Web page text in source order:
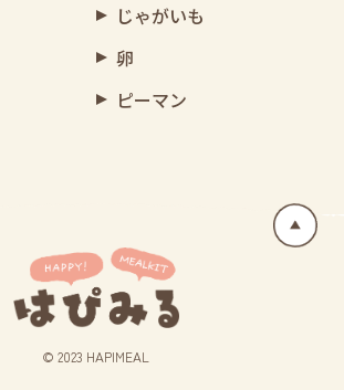
じゃがいも
卵
ピーマン
© 2023 HAPIMEAL